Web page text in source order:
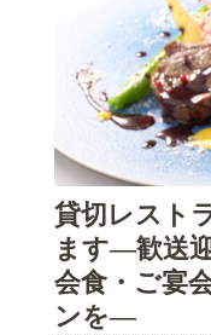
貸切レスト
ます―歓送
会食・ご宴
ンを―